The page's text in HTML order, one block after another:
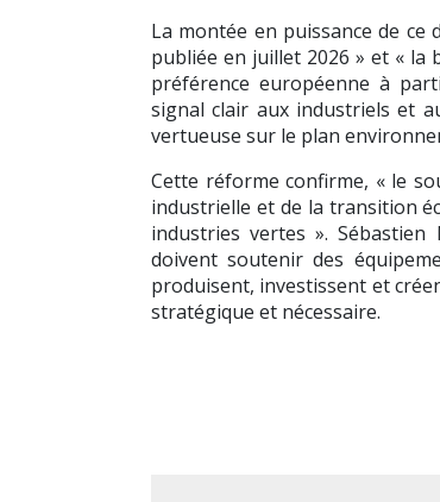
La montée en puissance de ce
publiée en juillet 2026 » et « la
préférence européenne à
signal clair aux industriels et
vertueuse sur le plan
Cette réforme confirme, « le
industrielle et de la transition
industries vertes ».
doivent soutenir des
produisent, investissent et
stratégique et nécessaire.